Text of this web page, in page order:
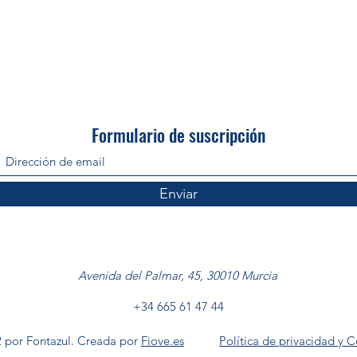
Formulario de suscripción
Enviar
Avenida del Palmar, 45, 30010 Murcia
+34 665 61 47 44
por Fontazul. Creada por Fiove.es Política de privacidad y